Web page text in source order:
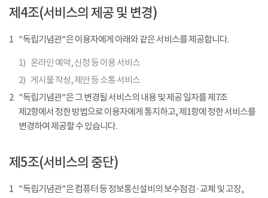
제4조(서비스의 제공 및 변경)
1 "독립기념관"은 이용자에게 아래와 같은 서비스를 제공합니다.
1) 온라인 예약, 신청 등 이용 서비스
2) 게시물 작성, 제안 등 소통 서비스
2 "독립기념관"은 그 변경될 서비스의 내용 및 제공 일자를 제7조
제2항에서 정한 방법으로 이용자에게 통지하고, 제1항에 정한 서비스를
변경하여 제공할 수 있습니다.
제5조(서비스의 중단)
1 "독립기념관"은 컴퓨터 등 정보통신설비의 보수점검 · 교체 및 고장,